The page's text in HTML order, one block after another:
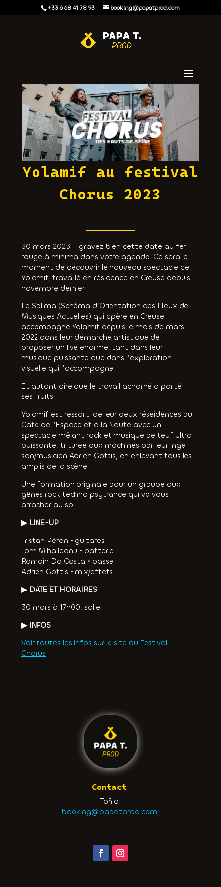
+33 6 68 41 78 93 booking@papatprod.com
Yolamif au festival
Chorus 2023
30 mars 2023 – gravez bien cette date au fer
rouge à minima dans votre agenda. Ce sera le
moment de découvrir le nouveau spectacle de
Yolamif, travaillé en résidence en Creuse depuis
novembre dernier.
Le Solima (Schéma d’Orientation des LIeux de
Musiques Actuelles) qui opère en Creuse
accompagne Yolamif depuis le mois de mars
2022 dans leur démarche artistique de
proposer un live énorme, tant dans leur
musique puissante que dans l’exploration
visuelle qui l’accompagne.
Et autant dire que le travail acharné a porté
ses fruits.
Yolamif est ressorti de leur deux réseidences au
Café de l’Espace et à la Naute avec un
spectacle mêlant rock et musique de teuf ultra
puissante, triturée aux machines par leur ingé
son/musicien Adrien Gottis, en enlevant tous les
amplis de la scène.
Une formation originale pour un groupe aux
gênes rock techno psytrance qui va vous
arracher au sol.
▶︎ LINE-UP
Tristan Péron • guitares
Tom Mihaileanu • batterie
Romain Da Costa • basse
Adrien Gottis • mix/effets
▶︎ DATE ET HORAIRES
30 mars à 17h00, salle
▶︎ INFOS
Voir toutes les infos sur le site du Festival
Chorus
Contact
Toñio
booking@papatprod.com